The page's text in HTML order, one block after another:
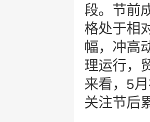
段。节前
格处于相
幅，冲高
理运行，
来看，5
关注节后